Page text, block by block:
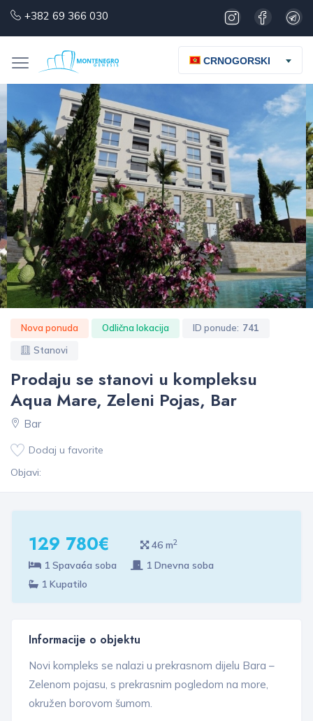
+382 69 366 030
CRNOGORSKI
Nova ponuda Odlična lokacija ID ponude: 741
Stanovi
Prodaju se stanovi u kompleksu
Aqua Mare, Zeleni Pojas, Bar
Bar
Dodaj u favorite
Objavi:
129 780€ 46 m2
1 Spavaća soba
1 Dnevna soba
1 Kupatilo
Informacije o objektu
Novi kompleks se nalazi u prekrasnom dijelu Bara –
Zelenom pojasu, s prekrasnim pogledom na more,
okružen borovom šumom.